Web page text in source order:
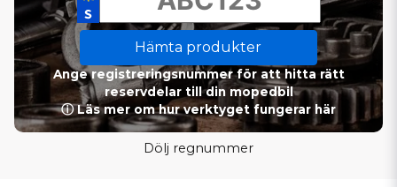
Hämta produkter
Ange registreringsnummer för att hitta rätt
reservdelar till din mopedbil
ⓘ Läs mer om hur verktyget fungerar här
Dölj regnummer